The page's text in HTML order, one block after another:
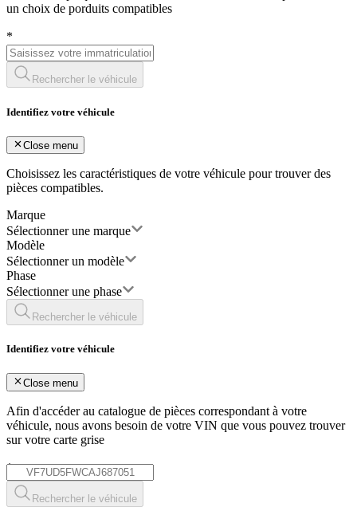
un choix de porduits compatibles
*
Rechercher le véhicule
Identifiez votre véhicule
Close menu
Choisissez les caractéristiques de votre véhicule pour trouver des
pièces compatibles.
Marque
Sélectionner une marque
Modèle
Sélectionner un modèle
Phase
Sélectionner une phase
Rechercher le véhicule
Identifiez votre véhicule
Close menu
Afin d'accéder au catalogue de pièces correspondant à votre
véhicule, nous avons besoin de votre VIN que vous pouvez trouver
sur votre carte grise
*
Rechercher le véhicule